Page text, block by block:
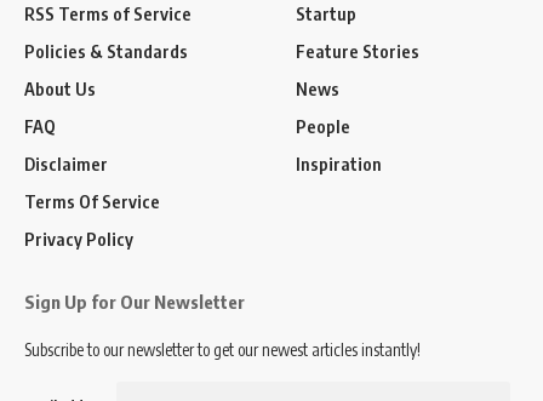
RSS Terms of Service
Policies & Standards
About Us
FAQ
Disclaimer
Terms Of Service
Privacy Policy
Startup
Feature Stories
News
People
Inspiration
Sign Up for Our Newsletter
Subscribe to our newsletter to get our newest articles instantly!